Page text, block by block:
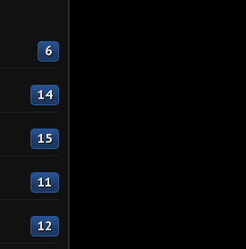
6
14
15
11
12